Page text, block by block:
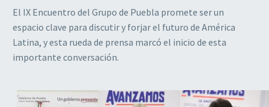
El IX Encuentro del Grupo de Puebla promete ser un
espacio clave para discutir y forjar el futuro de América
Latina, y esta rueda de prensa marcó el inicio de esta
importante conversación.